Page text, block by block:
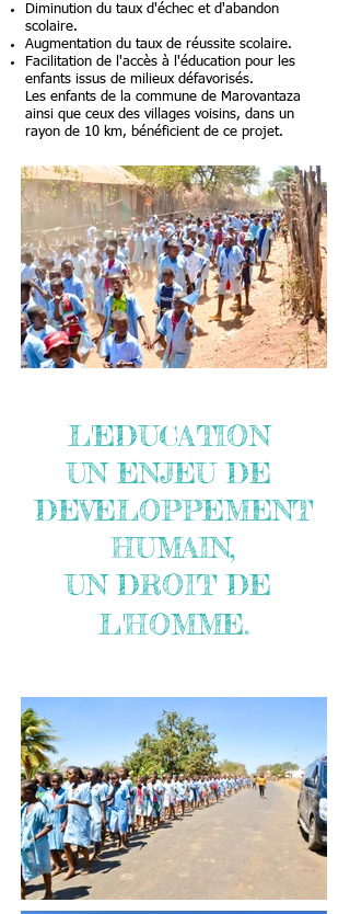
Diminution du taux d'échec et d'abandon
scolaire.
Augmentation du taux de réussite scolaire.
Facilitation de l'accès à l'éducation pour les
enfants issus de milieux défavorisés.
Les enfants de la commune de Marovantaza
ainsi que ceux des villages voisins, dans un
rayon de 10 km, bénéficient de ce projet.
L'EDUCATION
UN ENJEU DE
DEVELOPPEMENT
HUMAIN,
UN DROIT DE
L'HOMME.